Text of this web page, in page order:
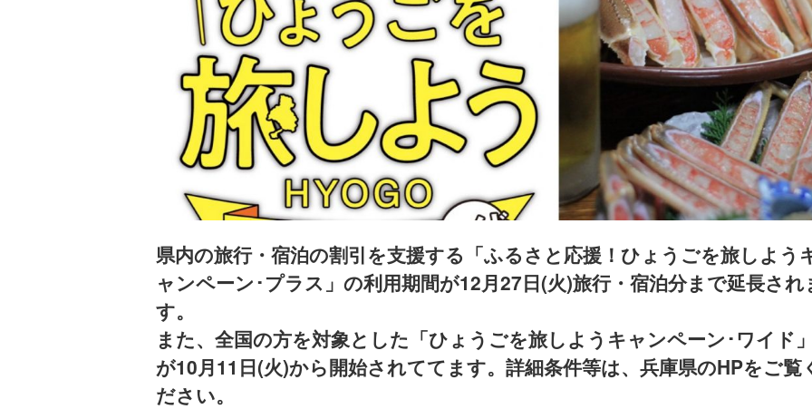
県内の旅行・宿泊の割引を支援する「ふるさと応援！ひょうごを旅しよう
ャンペーン･プラス」の利用期間が12月27日(火)旅行・宿泊分まで延長され
す。
また、全国の方を対象とした「ひょうごを旅しようキャンペーン･ワイド
が10月11日(火)から開始されててます。詳細条件等は、兵庫県のHPをご覧
ださい。